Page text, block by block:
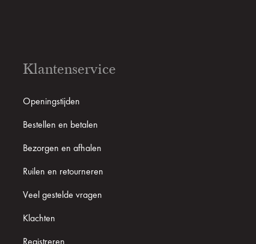
Klantenservice
Openingstijden
Bestellen en betalen
Bezorgen en afhalen
Ruilen en retourneren
Veel gestelde vragen
Klachten